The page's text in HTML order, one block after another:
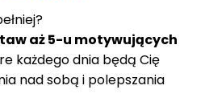
aż 5-u motywujących
każdego dnia będą Cię
nad sobą i polepszania